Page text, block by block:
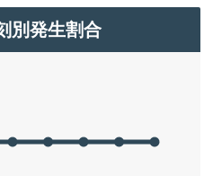
別発生割合